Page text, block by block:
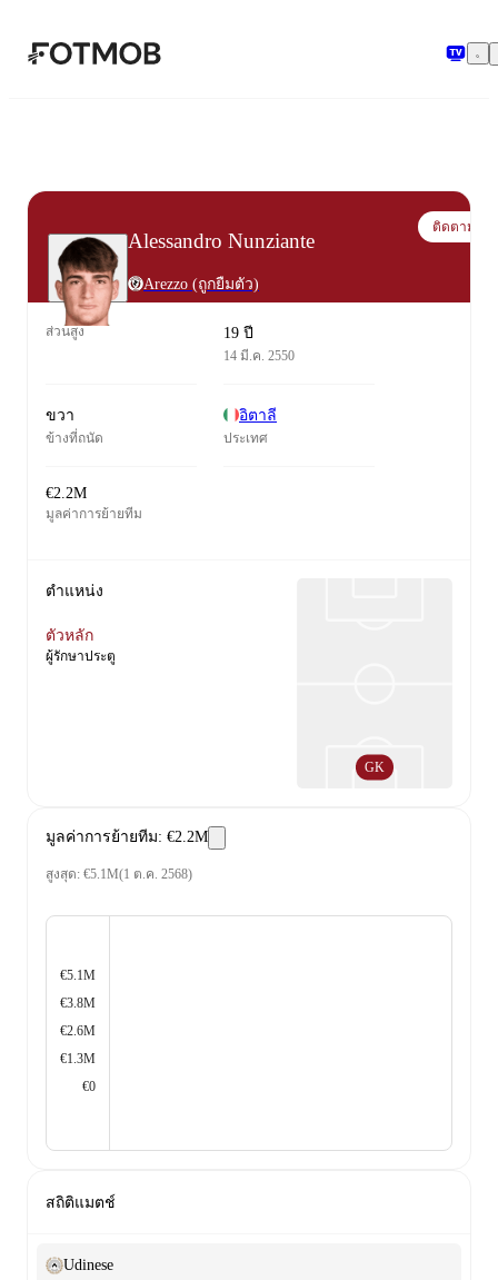
ข้ามไปยังเนื้อหาหลัก
Alessandro Nunziante
Arezzo (ถูกยืมตัว)
ติดตาม
ส่วนสูง 19 ปี
14 มี.ค. 2550
ขวา
ข้างที่ถนัด
อิตาลี
ประเทศ
€2.2M
มูลค่าการย้ายทีม
ตำแหน่ง
ตัวหลัก
ผู้รักษาประตู
GK
มูลค่าการย้ายทีม: €2.2M
สูงสุด: €5.1M(1 ต.ค. 2568)
€5.1M
€3.8M
€2.6M
€1.3M
€0
สถิติแมตช์
Udinese